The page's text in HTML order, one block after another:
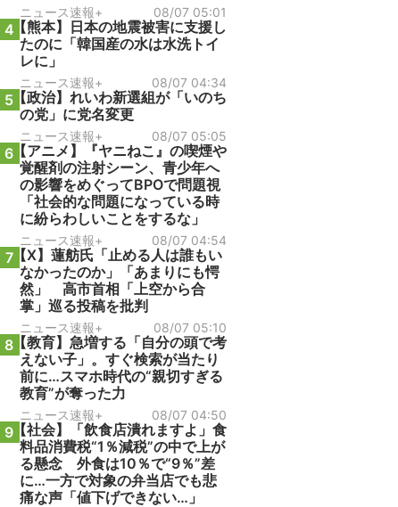
ニュース速報+ 08/07 05:01
4【熊本】日本の地震被害に支援し
たのに「韓国産の水は水洗トイ
レに」
ニュース速報+ 08/07 04:34
5【政治】れいわ新選組が「いのち
の党」に党名変更
ニュース速報+ 08/07 05:05
6【アニメ】『ヤニねこ』の喫煙や
覚醒剤の注射シーン、青少年へ
の影響をめぐってBPOで問題視
「社会的な問題になっている時
に紛らわしいことをするな」
ニュース速報+ 08/07 04:54
7【X】蓮舫氏「止める人は誰もい
なかったのか」「あまりにも愕
然」 高市首相「上空から合
掌」巡る投稿を批判
ニュース速報+ 08/07 05:10
8【教育】急増する「自分の頭で考
えない子」。すぐ検索が当たり
前に…スマホ時代の“親切すぎる
教育”が奪った力
ニュース速報+ 08/07 04:50
9【社会】「飲食店潰れますよ」食
料品消費税“1％減税”の中で上が
る懸念 外食は10％で“9％”差
に…一方で対象の弁当店でも悲
痛な声「値下げできない…」